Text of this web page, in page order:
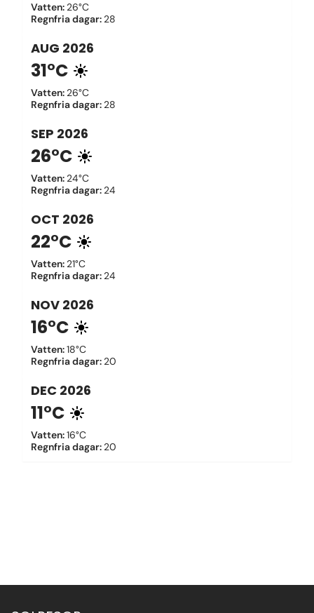
Vatten: 26°C
Regnfria dagar: 28
AUG 2026
31°C
Vatten: 26°C
Regnfria dagar: 28
SEP 2026
26°C
Vatten: 24°C
Regnfria dagar: 24
OCT 2026
22°C
Vatten: 21°C
Regnfria dagar: 24
NOV 2026
16°C
Vatten:18°C
Regnfria dagar: 20
DEC 2026
11°C
Vatten:16°C
Regnfria dagar: 20